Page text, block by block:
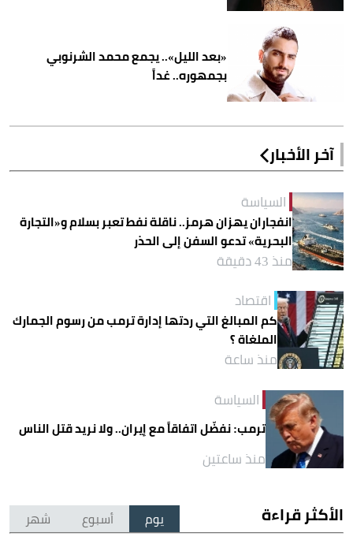
«بعد الليل».. يجمع محمد الشرنوبي
بجمهوره.. غداً
آخر الأخبار
السياسة
انفجاران يهزان هرمز.. ناقلة نفط تعبر بسلام و«التجارة
البحرية» تدعو السفن إلى الحذر
منذ 43 دقيقة
اقتصاد
كم المبالغ التي ردتها إدارة ترمب من رسوم الجمارك
الملغاة ؟
منذ ساعة
السياسة
ترمب: نفضّل اتفاقاً مع إيران.. ولا نريد قتل الناس
منذ ساعتين
الأكثر قراءة يوم أسبوع شهر